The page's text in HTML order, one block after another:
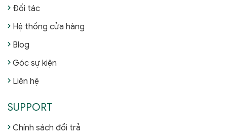
Đối tác
Hệ thống cửa hàng
Blog
Góc sự kiện
Liên hệ
SUPPORT
Chính sách đổi trả